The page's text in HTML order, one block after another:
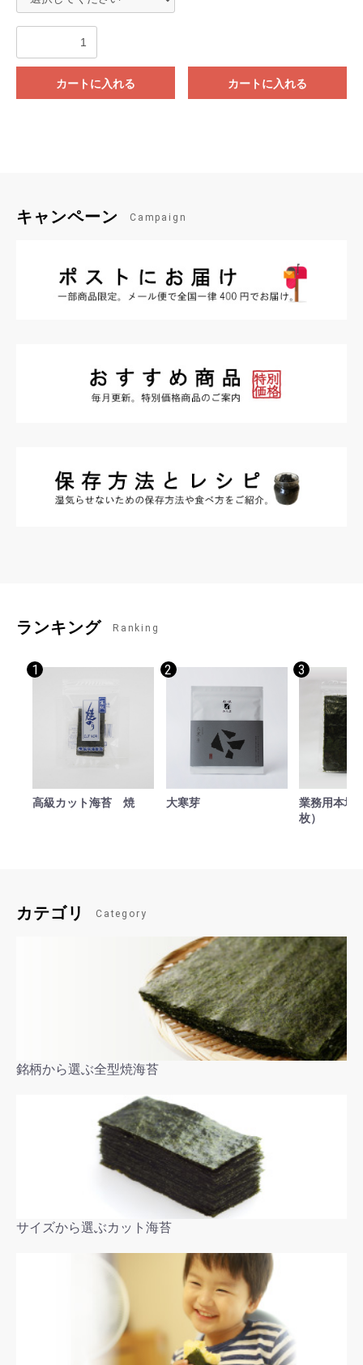
カートに入れる カートに入れる
キャンペーン Campaign
ランキング Ranking
1
高級カット海苔 焼
2
大寒芽
3
業務用本場
枚）
カテゴリ Category
銘柄から選ぶ全型焼海苔
サイズから選ぶカット海苔